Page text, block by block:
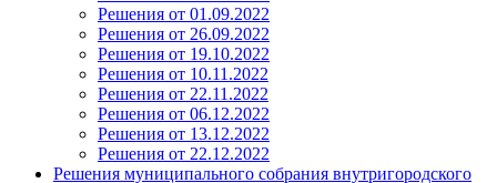
Решения от 01.09.2022
Решения от 26.09.2022
Решения от 19.10.2022
Решения от 10.11.2022
Решения от 22.11.2022
Решения от 06.12.2022
Решения от 13.12.2022
Решения от 22.12.2022
Решения муниципального собрания внутригородского